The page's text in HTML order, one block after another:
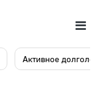
Активное